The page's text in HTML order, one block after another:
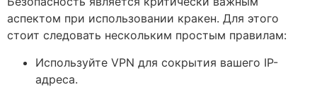
аспектом при использовании кракен. Для этого
стоит следовать нескольким простым правилам:
Используйте VPN для сокрытия вашего IP-
адреса.